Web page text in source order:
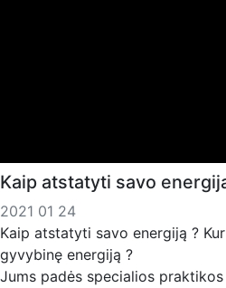
Kaip atstatyti savo
2021 01 24
Kaip atstatyti savo energiją ?
gyvybinę energiją ?
Jums padės specialios